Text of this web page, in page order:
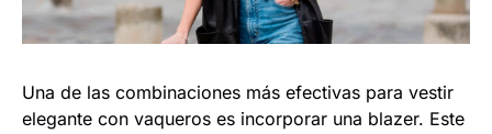
Una de las combinaciones más efectivas para vestir
elegante con vaqueros es incorporar una blazer. Este